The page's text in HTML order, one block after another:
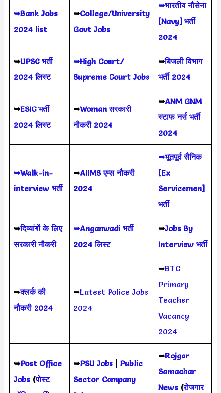
➥Bank Jobs
2024 list
➥College/University
Govt Jobs
➥भारतीय नौसेना
[Navy] भर्ती
2024
➥UPSC भर्ती
2024 लिस्ट
➥High Court/
Supreme Court Jobs
➥बिजली विभाग
भर्ती 2024
➥ESIC भर्ती
2024 लिस्ट
➥Woman सरकारी
नौकरी 2024
➥ANM GNM
स्टाफ नर्स भर्ती
2024
➥Walk-in-
interview भर्ती
➥AIIMS एम्स नौकरी
2024
➥भूतपूर्व सैनिक
[Ex
Servicemen]
भर्ती
➥दिव्यांगों के लिए
सरकारी नौकरी
➥Anganwadi भर्ती
2024 लिस्ट
➥Jobs By
Interview भर्ती
➥क्लर्क की
नौकरी 2024
➥Latest Police Jobs
2024
➥BTC
Primary
Teacher
Vacancy
2024
➥Post Office
Jobs(पोस्ट
➥PSU Jobs| Public
Sector Company
➥Rojgar
Samachar
News(रोजगार